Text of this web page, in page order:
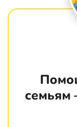
семьям